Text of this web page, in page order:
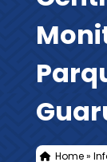
Home»